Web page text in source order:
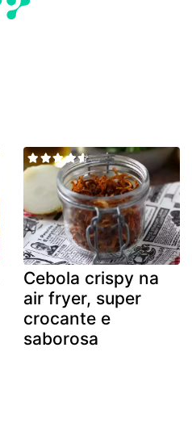
Cebola crispy na
air fryer, super
crocante e
saborosa